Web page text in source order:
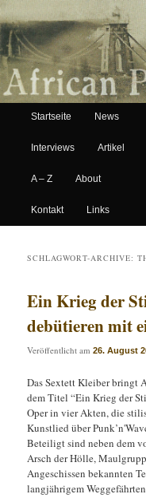
African Paper
Hauptmenü
Zum Inhalt wechseln
Zum sekundären Inhalt
Startseite News
Interviews Artikel
A – Z About
Kontakt Links
SCHLAGWORT-ARCHIVE:
Ein Krieg der
debütieren mit
Veröffentlicht am26. August
Das Sextett Kleiber bringt
dem Titel “Ein Krieg der
Oper in vier Akten, die
Kunstlied über
Beteiligt sind neben dem
Arsch der Hölle,
Angeschissen bekannten
langjährigem